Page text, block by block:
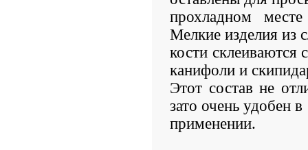
прохладном
Мелкие изделия из
кости склеиваются
канифоли и
Этот состав не
зато очень удобен в
применении.